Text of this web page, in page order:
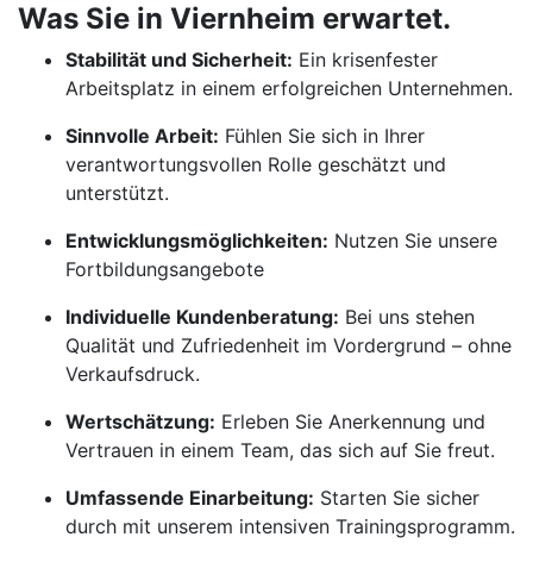
Was Sie in Viernheim erwartet.
Stabilität und Sicherheit: Ein krisenfester
Arbeitsplatz in einem erfolgreichen Unternehmen.
Sinnvolle Arbeit: Fühlen Sie sich in Ihrer
verantwortungsvollen Rolle geschätzt und
unterstützt.
Entwicklungsmöglichkeiten: Nutzen Sie unsere
Fortbildungsangebote
Individuelle Kundenberatung: Bei uns stehen
Qualität und Zufriedenheit im Vordergrund – ohne
Verkaufsdruck.
Wertschätzung: Erleben Sie Anerkennung und
Vertrauen in einem Team, das sich auf Sie freut.
Umfassende Einarbeitung: Starten Sie sicher
durch mit unserem intensiven Trainingsprogramm.